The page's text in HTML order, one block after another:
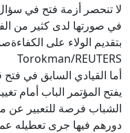
لا تنحصر أزمة فتح في
في صورتها لدى كثير من
Torokman/REUTERS
أما القيادي السابق في
يفتح المؤتمر الباب أمام
الشباب فرصة للتعبير عن
دورهم فيها جرى تعطيله